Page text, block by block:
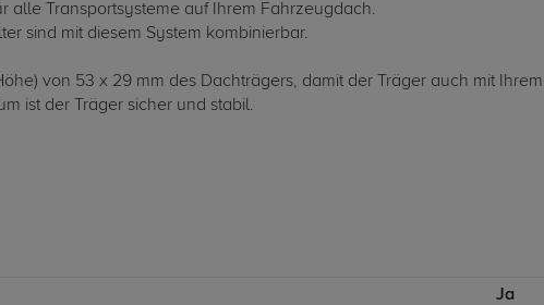
alle Transportsysteme auf Ihrem Fahrzeugdach.
sind mit diesem System kombinierbar.
von 53 x 29 mm des Dachträgers, damit der Träger auch mit
ist der Träger sicher und stabil.
Ja